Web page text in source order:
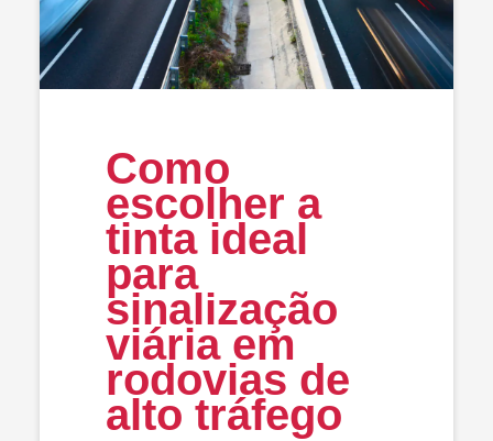
Como
escolher a
tinta ideal
para
sinalização
viária em
rodovias de
alto tráfego